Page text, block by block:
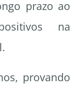
prazo ao
na
provando